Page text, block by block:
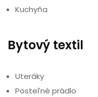
Kuchyňa
Bytový textil
Uteráky
Posteľné prádlo